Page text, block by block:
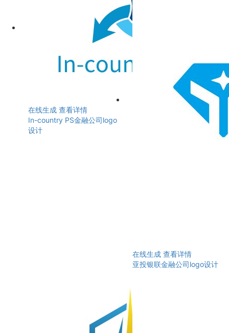
在线生成 查看详情
In-country PS金融公司logo
设计
在线生成 查看详情
亚投银联金融公司logo设计